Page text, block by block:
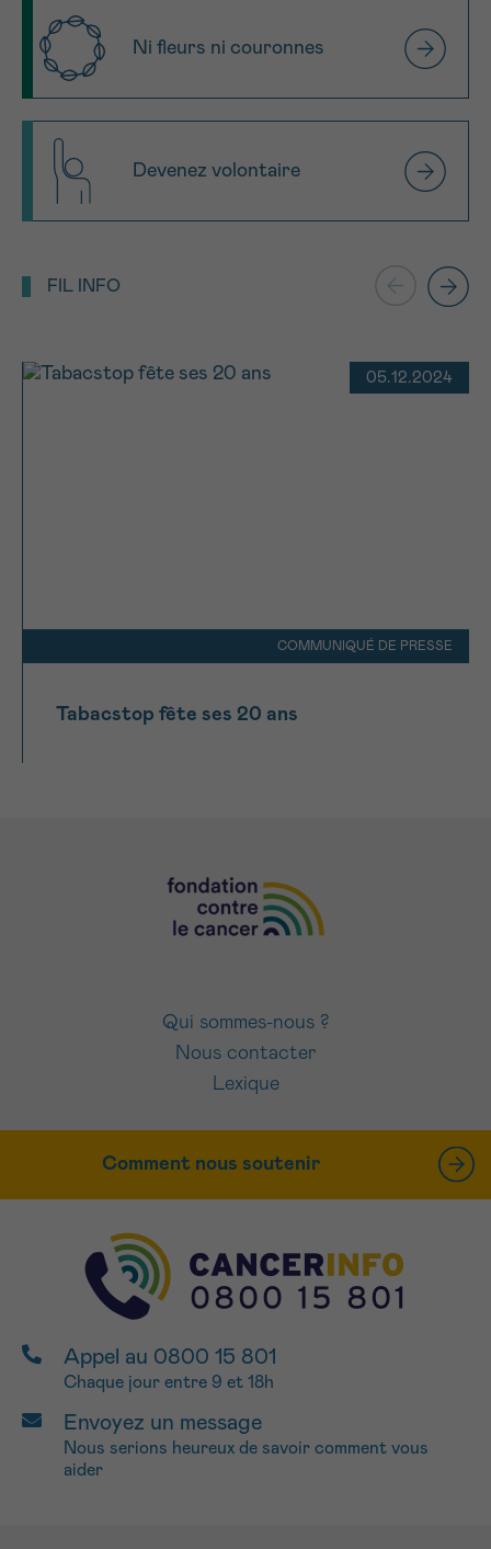
Ni fleurs ni couronnes
Devenez volontaire
FIL INFO
05.12.2024
COMMUNIQUÉ DE PRESSE
Tabacstop fête ses 20 ans
Qui sommes-nous ?
Nous contacter
Lexique
Comment nous soutenir
Appel au 0800 15 801
Chaque jour entre 9 et 18h
Envoyez un message
Nous serions heureux de savoir comment vous
aider